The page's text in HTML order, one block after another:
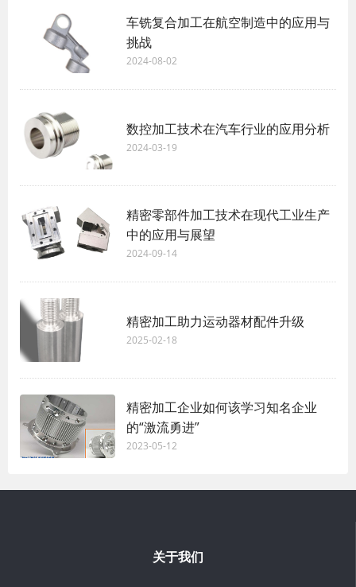
车铣复合加工在航空制造中的应用与
挑战
2024-08-02
数控加工技术在汽车行业的应用分析
2024-03-19
精密零部件加工技术在现代工业生产
中的应用与展望
2024-09-14
精密加工助力运动器材配件升级
2025-02-18
精密加工企业如何该学习知名企业
的“激流勇进”
2023-05-12
关于我们